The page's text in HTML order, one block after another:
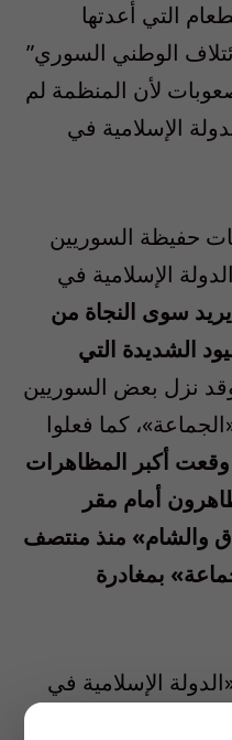
التي أعدتها
الوطني السوري”
لأن المنظمة لم
الإسلامية في
حفيظة السوريين
الإسلامية في
سوى النجاة من
الشديدة التي
نزل بعض السوريين
كما فعلوا
أكبر المظاهرات
أمام مقر
والشام» منذ منتصف
بمغادرة
الإسلامية في
وشركائها زرع